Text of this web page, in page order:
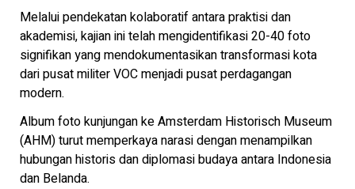
Melalui pendekatan kolaboratif antara praktisi dan
akademisi, kajian ini telah mengidentifikasi 20-40 foto
signifikan yang mendokumentasikan transformasi kota
dari pusat militer VOC menjadi pusat perdagangan
modern.
Album foto kunjungan ke Amsterdam Historisch Museum
(AHM) turut memperkaya narasi dengan menampilkan
hubungan historis dan diplomasi budaya antara Indonesia
dan Belanda.